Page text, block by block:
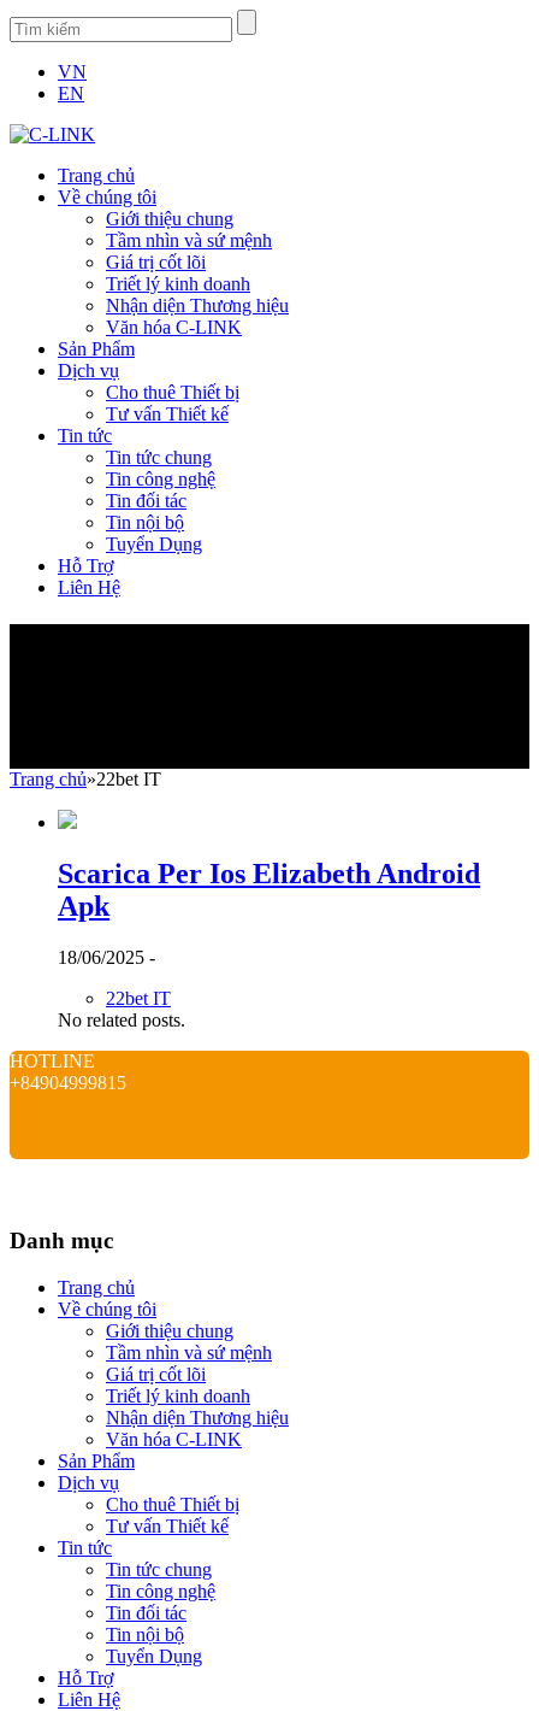
VN
EN
Trang chủ
Về chúng tôi
Giới thiệu chung
Tầm nhìn và sứ mệnh
Giá trị cốt lõi
Triết lý kinh doanh
Nhận diện Thương hiệu
Văn hóa C-LINK
Sản Phẩm
Dịch vụ
Cho thuê Thiết bị
Tư vấn Thiết kế
Tin tức
Tin tức chung
Tin công nghệ
Tin đối tác
Tin nội bộ
Tuyển Dụng
Hỗ Trợ
Liên Hệ
Trang chủ»22bet IT
Scarica Per Ios Elizabeth Android
Apk
18/06/2025 -
22bet IT
No related posts.
HOTLINE
+84904999815
Danh mục
Trang chủ
Về chúng tôi
Giới thiệu chung
Tầm nhìn và sứ mệnh
Giá trị cốt lõi
Triết lý kinh doanh
Nhận diện Thương hiệu
Văn hóa C-LINK
Sản Phẩm
Dịch vụ
Cho thuê Thiết bị
Tư vấn Thiết kế
Tin tức
Tin tức chung
Tin công nghệ
Tin đối tác
Tin nội bộ
Tuyển Dụng
Hỗ Trợ
Liên Hệ